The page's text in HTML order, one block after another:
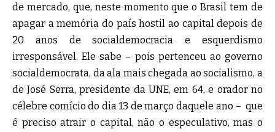
de mercado, que, neste momento que o Brasil tem de
apagar a memória do país hostil ao capital depois de
20 anos de socialdemocracia e esquerdismo
irresponsável. Ele sabe – pois pertenceu ao governo
socialdemocrata, da ala mais chegada ao socialismo, a
de José Serra, presidente da UNE, em 64, e orador no
célebre comício do dia 13 de março daquele ano – que
é preciso atrair o capital, não o especulativo, mas o